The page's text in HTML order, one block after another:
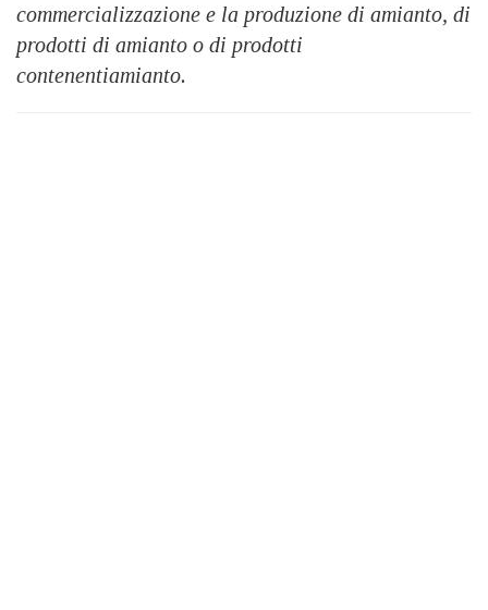
commercializzazione e la produzione di amianto, di
prodotti di amianto o di prodotti
contenentiamianto.